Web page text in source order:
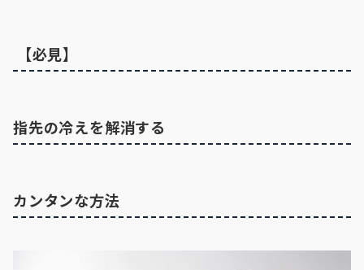
【必見】
指先の冷えを解消する
カンタンな方法